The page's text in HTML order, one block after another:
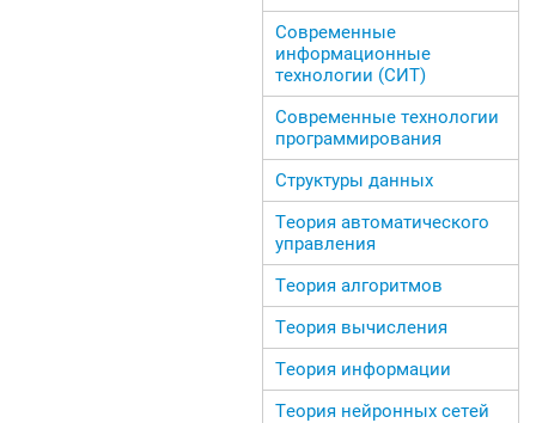
Современные
информационные
технологии (СИТ)
Современные технологии
программирования
Структуры данных
Теория автоматического
управления
Теория алгоритмов
Теория вычисления
Теория информации
Теория нейронных сетей